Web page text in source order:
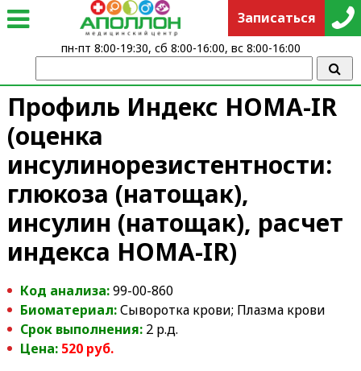
Профиль Индекс HOMA-IR
(оценка
инсулинорезистентности:
глюкоза (натощак),
инсулин (натощак), расчет
индекса HOMA-IR)
Код анализа:99-00-860
Биоматериал:Сыворотка крови; Плазма крови
Срок выполнения:2 р.д.
Цена: 520 руб.
Записаться
пн-пт 8:00-19:30, сб 8:00-16:00, вс 8:00-16:00